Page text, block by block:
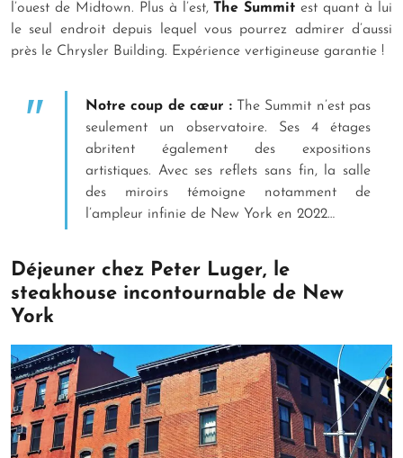
l’ouest de Midtown. Plus à l’est,The Summit est quant à lui
le seul endroit depuis lequel vous pourrez admirer d’aussi
près le Chrysler Building. Expérience vertigineuse garantie !
Notre coup de cœur :The Summit n’est pas
seulement un observatoire. Ses 4 étages
abritent également des expositions
artistiques. Avec ses reflets sans fin, la salle
des miroirs témoigne notamment de
l’ampleur infinie de New York en 2022…
Déjeuner chez Peter Luger, le
steakhouse incontournable de New
York